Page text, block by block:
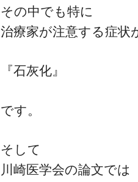
その中でも特に
治療家が注意する症状
『石灰化』
です。
そして
川崎医学会の論文では